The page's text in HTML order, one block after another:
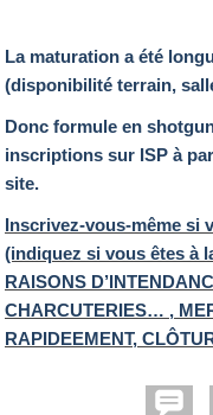
La maturation a été
(disponibilité terrain,
Donc formule en
inscriptions sur ISP à
site.
Inscrivez-vous-même si
(indiquez si vous êtes à
RAISONS
CHARCUTERIES… ,
RAPIDEEMENT,